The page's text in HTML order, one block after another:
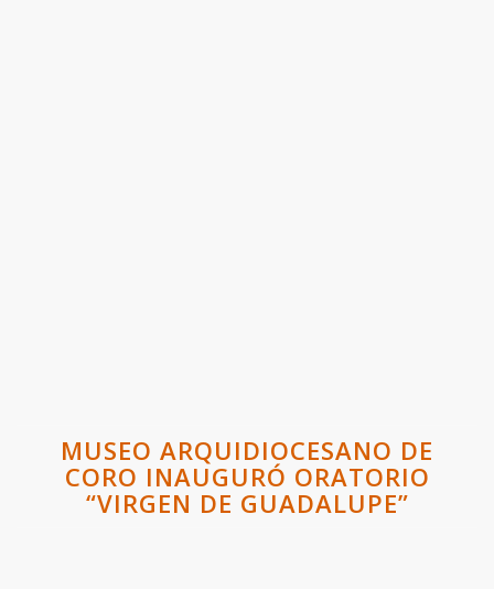
MUSEO ARQUIDIOCESANO DE
CORO INAUGURÓ ORATORIO
“VIRGEN DE GUADALUPE”